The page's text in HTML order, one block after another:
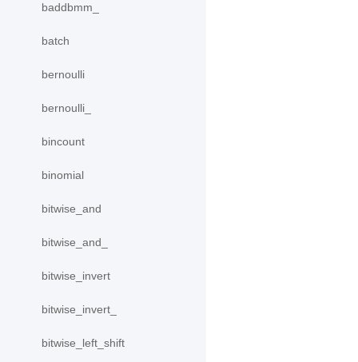
baddbmm_
batch
bernoulli
bernoulli_
bincount
binomial
bitwise_and
bitwise_and_
bitwise_invert
bitwise_invert_
bitwise_left_shift